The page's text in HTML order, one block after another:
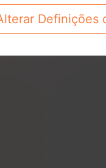
Vamos saber
Definições